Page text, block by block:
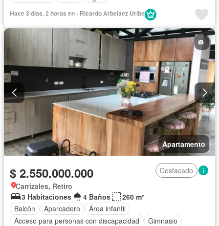
Hace 3 días, 2 horas en - Ricardo Arbeláez Uribe
Apartamento
$ 2.550.000.000
Destacado
Carrizales, Retiro
3 Habitaciones
4 Baños
260 m²
Balcón
Aparcadero
Área infantil
Acceso para personas con discapacidad
Gimnasio